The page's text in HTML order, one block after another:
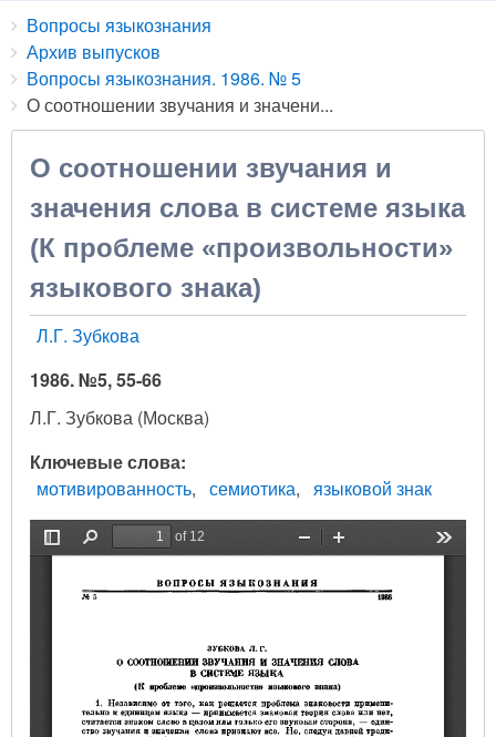
Breadcrumbs
You
are
here:
Вопросы языкознания
Архив выпусков
Вопросы языкознания. 1986. № 5
О соотношении звучания и значени...
О соотношении звучания и
значения слова в системе языка
(К проблеме «произвольности»
языкового знака)
Л.Г. Зубкова
1986. №5, 55-66
Л.Г. Зубкова (Москва)
Ключевые слова
мотивированность
семиотика языковой знак